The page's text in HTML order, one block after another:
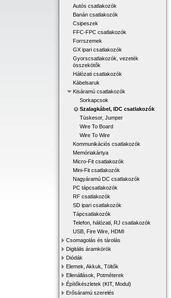
Autós csatlakozók
Banán csatlakozók
Csipeszek
FFC-FPC csatlakozók
Forrszemek
GX ipari csatlakozók
Gyorscsatlakozók, vezeték
összekötők
Hálózati csatlakozók
Kábelsaruk
Kisáramú csatlakozók
Sorkapcsok
Szalagkábel, IDC csatlakozók
Tüskesor, Jumper
Wire To Board
Wire To Wire
Kommunikációs csatlakozók
Memóriakártya
Micro-Fit csatlakozók
Mini-Fit csatlakozók
Nagyáramú DC csatlakozók
PC tápcsatlakozók
RF csatlakozók
SD ipari csatlakozók
Tápcsatlakozók
Telefon, hálózati, RJ csatlakozók
USB, Fire Wire, HDMI
Csomagolás és tárolás
Digitális áramkörök
Diódák
Elemek, Akkuk, Töltők
Ellenállások, Potméterek
Építőkészletek (KIT, Modul)
Erősáramú szerelés